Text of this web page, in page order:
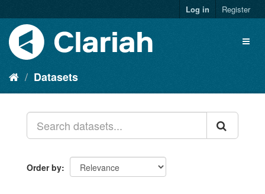
Log in Register
Datasets
Order by